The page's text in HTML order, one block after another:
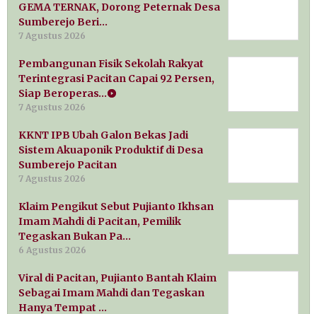
GEMA TERNAK, Dorong Peternak Desa
Sumberejo Beri…
7 Agustus 2026
Pembangunan Fisik Sekolah Rakyat
Terintegrasi Pacitan Capai 92 Persen,
Siap Beroperas…
7 Agustus 2026
KKNT IPB Ubah Galon Bekas Jadi
Sistem Akuaponik Produktif di Desa
Sumberejo Pacitan
7 Agustus 2026
Klaim Pengikut Sebut Pujianto Ikhsan
Imam Mahdi di Pacitan, Pemilik
Tegaskan Bukan Pa…
6 Agustus 2026
Viral di Pacitan, Pujianto Bantah Klaim
Sebagai Imam Mahdi dan Tegaskan
Hanya Tempat …